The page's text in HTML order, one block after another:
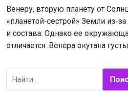
Венеру, вторую планету от
«планетой-сестрой» Земли из-
и состава. Однако ее
отличается. Венера окутана